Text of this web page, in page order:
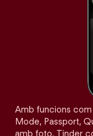
Amb funcions
Mode, Passport,
amb foto, Tinder